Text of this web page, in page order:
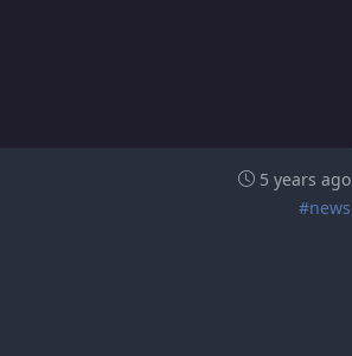
5 years ago
#news